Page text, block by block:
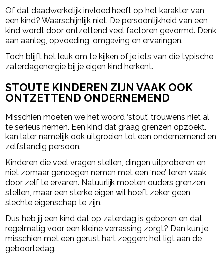
Of dat daadwerkelijk invloed heeft op het karakter van
een kind? Waarschijnlijk niet. De persoonlijkheid van een
kind wordt door ontzettend veel factoren gevormd. Denk
aan aanleg, opvoeding, omgeving en ervaringen.
Toch blijft het leuk om te kijken of je iets van die typische
zaterdagenergie bij je eigen kind herkent.
STOUTE KINDEREN ZIJN VAAK OOK
ONTZETTEND ONDERNEMEND
Misschien moeten we het woord ‘stout’ trouwens niet al
te serieus nemen. Een kind dat graag grenzen opzoekt,
kan later namelijk ook uitgroeien tot een ondernemend en
zelfstandig persoon.
Kinderen die veel vragen stellen, dingen uitproberen en
niet zomaar genoegen nemen met een ‘nee’, leren vaak
door zelf te ervaren. Natuurlijk moeten ouders grenzen
stellen, maar een sterke eigen wil hoeft zeker geen
slechte eigenschap te zijn.
Dus heb jij een kind dat op zaterdag is geboren en dat
regelmatig voor een kleine verrassing zorgt? Dan kun je
misschien met een gerust hart zeggen: het ligt aan de
geboortedag.